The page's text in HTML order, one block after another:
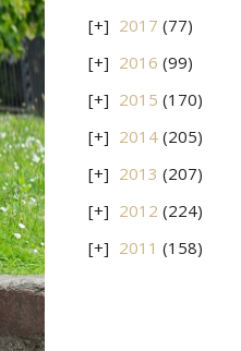
2017 (77)
2016 (99)
2015 (170)
2014 (205)
2013 (207)
2012 (224)
2011 (158)